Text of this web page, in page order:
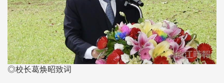
◎校长葛焕昭致词